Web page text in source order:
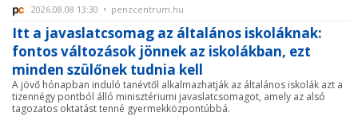
2026.08.08 13:30 • penzcentrum.hu
Itt a javaslatcsomag az általános iskoláknak:
fontos változások jönnek az iskolákban, ezt
minden szülőnek tudnia kell
A jövő hónapban induló tanévtől alkalmazhatják az általános iskolák azt a
tizennégy pontból álló minisztériumi javaslatcsomagot, amely az alsó
tagozatos oktatást tenné gyermekközpontúbbá.